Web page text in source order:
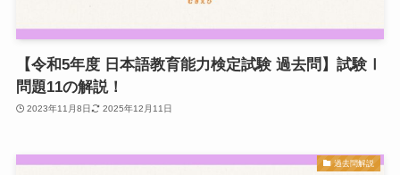
【令和5年度 日本語教育能力検定試験 過去問】試験Ⅰ
問題11の解説！
2023年11月8日 2025年12月11日
過去問解説